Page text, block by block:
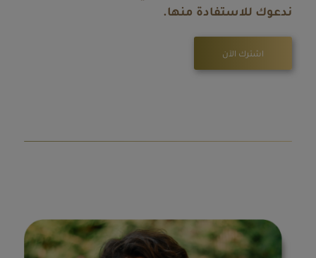
ندعوك للاستفادة منها.
اشترك الآن